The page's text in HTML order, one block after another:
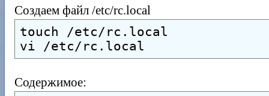
Создаем файл /etc/rc.local
touch /etc/rc.local
vi /etc/rc.local
Содержимое: